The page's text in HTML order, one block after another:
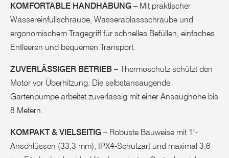
KOMFORTABLE HANDHABUNG – Mit praktischer
Wassereinfüllschraube, Wasserablassschraube und
ergonomischem Tragegriff für schnelles Befüllen, einfaches
Entleeren und bequemen Transport.
ZUVERLÄSSIGER BETRIEB – Thermoschutz schützt den
Motor vor Überhitzung. Die selbstansaugende
Gartenpumpe arbeitet zuverlässig mit einer Ansaughöhe bis
8 Metern.
KOMPAKT & VIELSEITIG – Robuste Bauweise mit 1"-
Anschlüssen (33,3 mm), IPX4-Schutzart und maximal 3,6